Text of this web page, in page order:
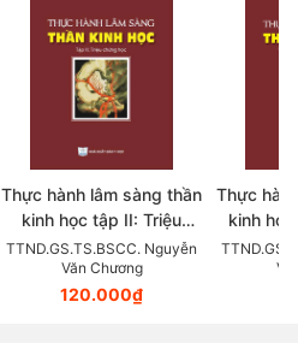
Thực hành lâm sàng thần
kinh học tập II: Triệu
chứng học
TTND.GS.TS.BSCC. Nguyễn
Văn Chương
120.000₫
Thực
kinh
lâm